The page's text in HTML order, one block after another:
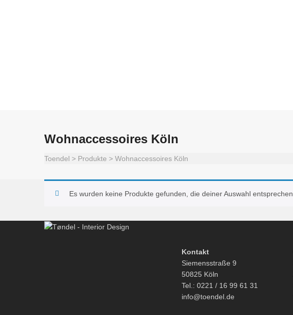
Wohnaccessoires Köln
Toendel > Produkte > Wohnaccessoires Köln
Es wurden keine Produkte gefunden, die deiner Auswahl entsprechen.
Kontakt
Siemensstraße 9
50825 Köln
Tel.: 0221 / 16 99 61 31
info@toendel.de